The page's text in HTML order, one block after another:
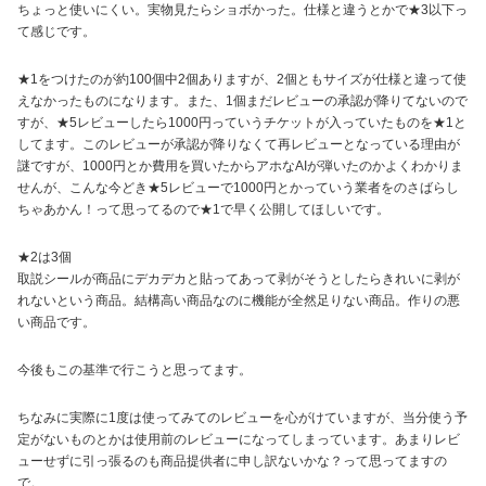
ちょっと使いにくい。実物見たらショボかった。仕様と違うとかで★3以下っ
て感じです。
★1をつけたのが約100個中2個ありますが、2個ともサイズが仕様と違って使
えなかったものになります。また、1個まだレビューの承認が降りてないので
すが、★5レビューしたら1000円っていうチケットが入っていたものを★1と
してます。このレビューが承認が降りなくて再レビューとなっている理由が
謎ですが、1000円とか費用を買いたからアホなAIが弾いたのかよくわかりま
せんが、こんな今どき★5レビューで1000円とかっていう業者をのさばらし
ちゃあかん！って思ってるので★1で早く公開してほしいです。
★2は3個
取説シールが商品にデカデカと貼ってあって剥がそうとしたらきれいに剥が
れないという商品。結構高い商品なのに機能が全然足りない商品。作りの悪
い商品です。
今後もこの基準で行こうと思ってます。
ちなみに実際に1度は使ってみてのレビューを心がけていますが、当分使う予
定がないものとかは使用前のレビューになってしまっています。あまりレビ
ューせずに引っ張るのも商品提供者に申し訳ないかな？って思ってますの
で。